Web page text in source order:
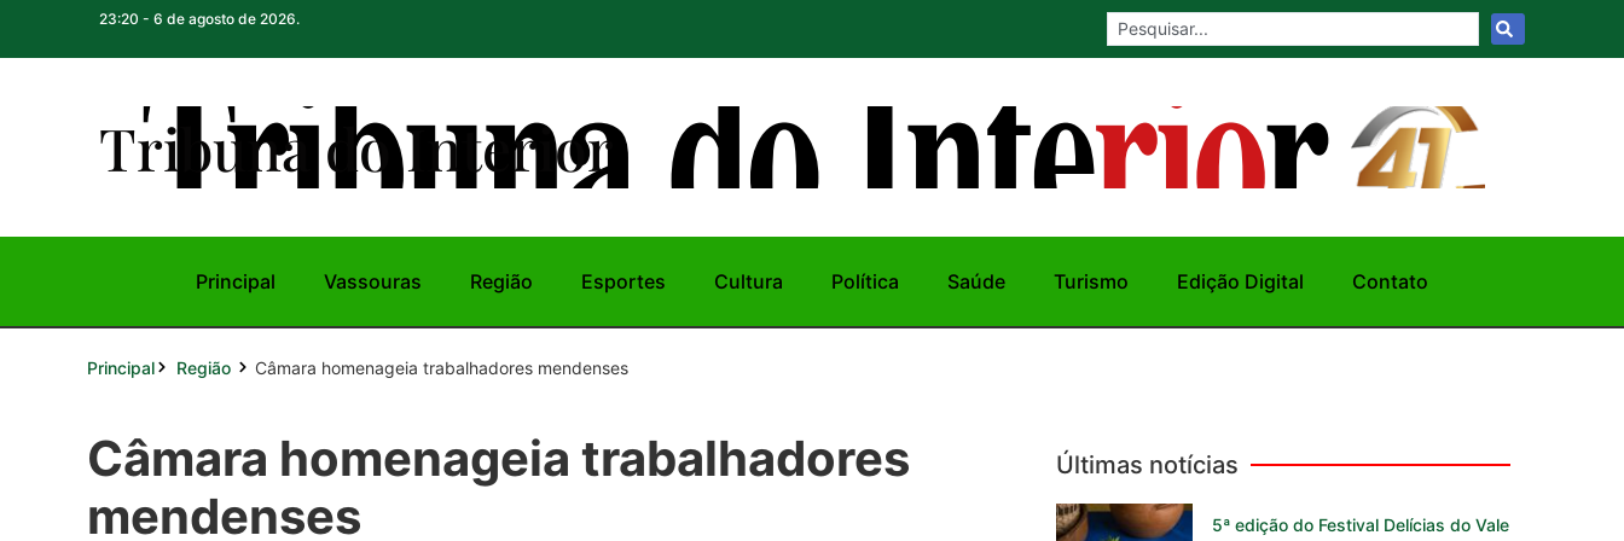
23:20 - 6 de agosto de 2026.
Tribuna do Interior
Principal Vassouras Região Esportes Cultura Política Saúde Turismo Edição Digital Contato
Principal Região Câmara homenageia trabalhadores mendenses
Câmara homenageia trabalhadores
mendenses
Últimas notícias
5ª edição do Festival Delícias do Vale